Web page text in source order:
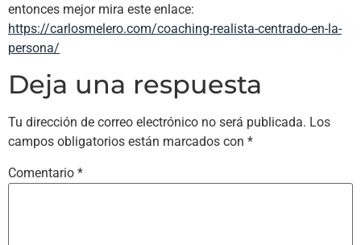
entonces mejor mira este enlace:
https://carlosmelero.com/coaching-realista-centrado-en-la-
persona/
Deja una respuesta
Tu dirección de correo electrónico no será publicada. Los
campos obligatorios están marcados con *
Comentario *